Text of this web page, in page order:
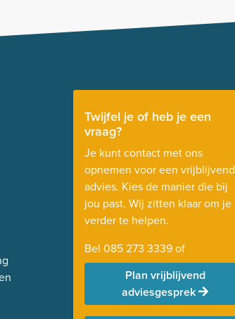
Twijfel je of heb je een
vraag?
Je kunt contact met ons
opnemen voor een vrijblijvend
advies. Kies de manier die bij
jou past. Wij zitten klaar om je
verder te helpen.
Bel 085 273 3339of
Plan vrijblijvend
adviesgesprek